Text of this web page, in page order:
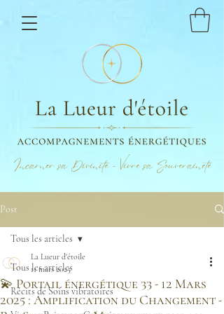
Incarner sa Divinité - Vivre sa Souveraineté
Post
Tous les articles
Récits de Soins vibratoires
Tous les articles
💫 Portail énergétique 33 - 12 Mars
2025 : Amplification du Changement -
La Lueur d'étoile
11 mars 2025